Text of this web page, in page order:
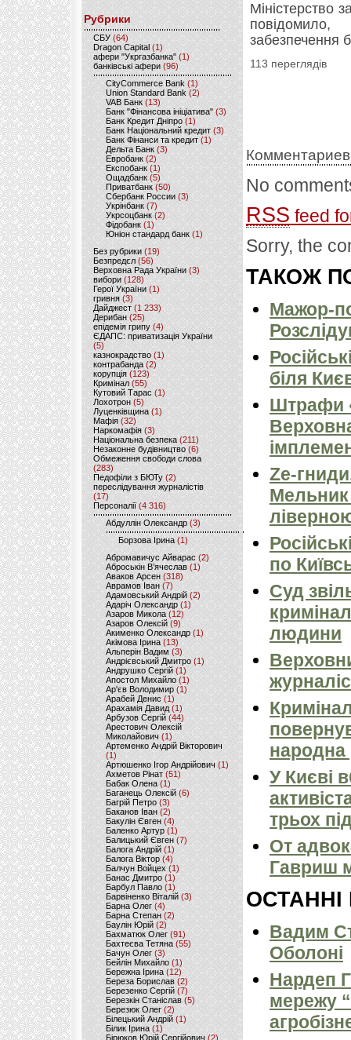
Рубрики
CБУ (64)
Dragon Capital (1)
афери "Укргазбанка" (1)
банківські афери (96)
CityCommerce Bank (1)
Union Standard Bank (2)
VAB Банк (13)
Банк "Фінансова ініціатива" (3)
Банк Кредит Дніпро (1)
Банк Національний кредит (3)
Банк Фінанси та кредит (1)
Дельта Банк (3)
Евробанк(2)
Експобанк (1)
Ощадбанк(5)
Приватбанк (50)
Сбербанк России (3)
Укрінбанк(7)
Укрсоцбанк (2)
Фідобанк (1)
Юніон стандард банк(1)
Без рубрики (19)
Безпредєл(56)
Верховна Рада України (3)
вибори(128)
Герої України(1)
гривня (3)
Дайджест (1 233)
Дерибан (25)
епідемія грипу (4)
ЄДАПС: приватизація України
(5)
казнокрадство (1)
контрабанда (2)
корупція (123)
Кримінал (55)
Кутовий Тарас (1)
Лохотрон(5)
Луценківщина (1)
Мафія (32)
Наркомафія (3)
Національна безпека (211)
Незаконне будівництво(6)
Обмеження свободи слова
(283)
Педофіли з БЮТу (2)
переслідування журналістів
(17)
Персоналії (4 316)
Абдуллін Олександр (3)
Борзова Ірина(1)
Абромавичус Айварас (2)
Аброськін В’ячеслав(1)
Аваков Арсен (318)
Аврамов Іван (7)
Адамовський Андрій(2)
Адаріч Олександр (1)
Азаров Микола (12)
Азаров Олексій (9)
Акименко Олександр(1)
Акімова Ірина(13)
Альперін Вадим (3)
Андрієвський Дмитро(1)
Андрушко Сергій(1)
Апостол Михайло(1)
Ар'єв Володимир (1)
Арабей Денис(1)
Арахамія Давид (1)
Арбузов Сергій (44)
Арестович Олексій
Миколайович(1)
Артеменко Андрій Вікторович
(1)
Артюшенко Ігор Андрійович(1)
Ахметов Рінат(51)
Бабак Олена(1)
Баганець Олексій(6)
Багрій Петро (3)
Баканов Іван(2)
Бакулін Євген (4)
Баленко Артур(1)
Балицький Євген(7)
Балога Андрій (1)
Балога Віктор (4)
Балчун Войцех (1)
Банас Дмитро (1)
Барбул Павло(1)
Барвіненко Віталій(3)
Барна Олег (4)
Барна Степан (2)
Баулін Юрій (2)
Бахматюк Олег (91)
Бахтеєва Тетяна(55)
Бачун Олег (3)
Бейлін Михайло (1)
Бережна Ірина(12)
Береза Борислав(2)
Березенко Сергій (7)
Березкін Станіслав (5)
Березюк Олег(2)
Білецький Андрій (1)
Білик Ірина (1)
Бірюков Юрій Сергійович (2)
Міністерство
забезпечення
113 переглядів
No
RSS feed
Sorry, the
ТАКОЖ
Мажор-
біля
Штрафи
Ze-
по
Суд
людини
народна
У Києві
трьох
От
Гавриш
ОСТАННІ
Вадим
Оболоні
Нардеп
мережу